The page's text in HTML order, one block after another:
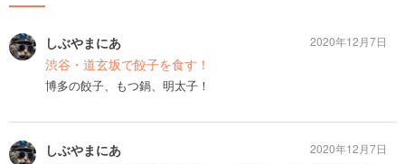
しぶやまにあ
渋谷・道玄坂で餃子を食す！
博多の餃子、もつ鍋、明太子！
2020年12月7日
しぶやまにあ
2020年12月7日